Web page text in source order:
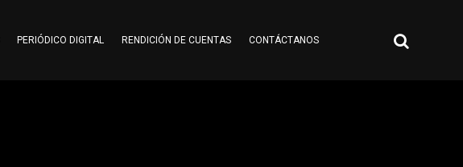
PERIÓDICO DIGITAL RENDICIÓN DE CUENTAS CONTÁCTANOS